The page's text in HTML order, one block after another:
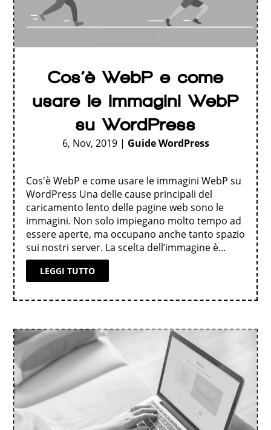
Cos’è WebP e come
usare le immagini WebP
su WordPress
6, Nov, 2019| Guide WordPress
Cos'è WebP e come usare le immagini WebP su
WordPress Una delle cause principali del
caricamento lento delle pagine web sono le
immagini. Non solo impiegano molto tempo ad
essere aperte, ma occupano anche tanto spazio
sui nostri server. La scelta dell’immagine è...
LEGGI TUTTO